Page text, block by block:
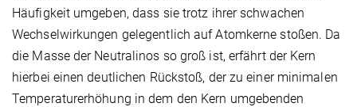
Häufigkeit umgeben, dass sie trotz ihrer schwachen
Wechselwirkungen gelegentlich auf Atomkerne stoßen. Da
die Masse der Neutralinos so groß ist, erfährt der Kern
hierbei einen deutlichen Rückstoß, der zu einer minimalen
Temperaturerhöhung in dem den Kern umgebenden